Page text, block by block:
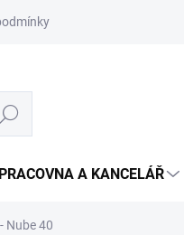
Podmínky
PRACOVNA A KANCELÁŘ
Nube 40